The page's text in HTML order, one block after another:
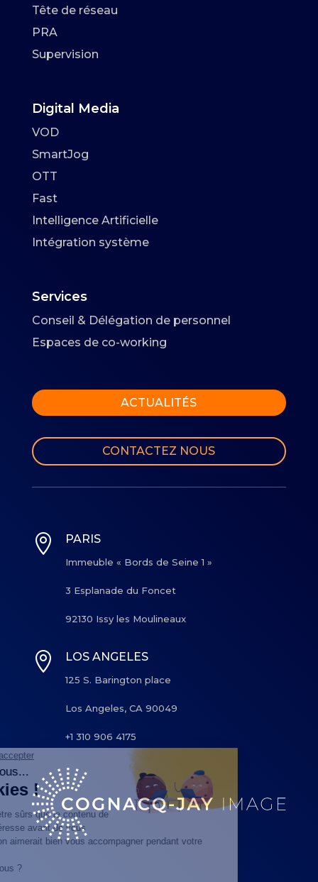
Tête de réseau
PRA
Supervision
Digital Media
VOD
SmartJog
OTT
Fast
Intelligence Artificielle
Intégration système
Services
Conseil & Délégation de personnel
Espaces de co-working
ACTUALITÉS
CONTACTEZ NOUS
 PARIS
Immeuble « Bords de Seine 1 »
3 Esplanade du Foncet
92130 Issy les Moulineaux
 LOS ANGELES
125 S. Barington place
Los Angeles, CA 90049
+1 310 906 4175